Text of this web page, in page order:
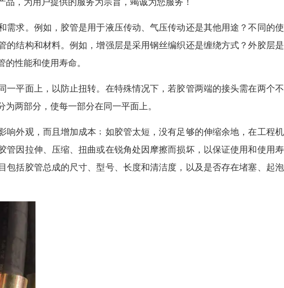
需求。例如，胶管是用于液压传动、气压传动还是其他用途？不同的
的结构和材料。例如，增强层是采用钢丝编织还是缠绕方式？外胶层
性能和使用寿命。
一平面上，以防止扭转。在特殊情况下，若胶管两端的接头需在两个
两部分，使每一部分在同一平面上。
响外观，而且增加成本﹔如胶管太短，没有足够的伸缩余地，在工程
管因拉伸、压缩、扭曲或在锐角处因摩擦而损坏，以保证使用和使用
包括胶管总成的尺寸、型号、长度和清洁度，以及是否存在堵塞、起